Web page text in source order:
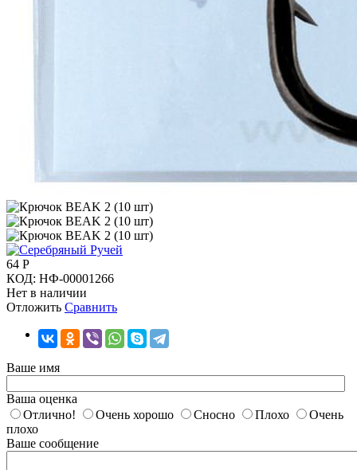
64 Р
КОД: НФ-00001266
Нет в наличии
Отложить Сравнить
Ваше имя
Ваша оценка
Отлично!
Очень хорошо Сносно Плохо
Очень
плохо
Ваше сообщение